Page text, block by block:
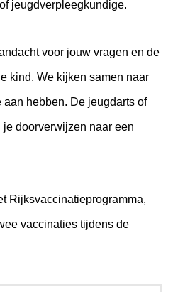
jeugdverpleegkundige.
voor jouw vragen en de
kind. We kijken samen naar
hebben. De jeugdarts of
doorverwijzen naar een
Rijksvaccinatieprogramma,
vaccinaties tijdens de